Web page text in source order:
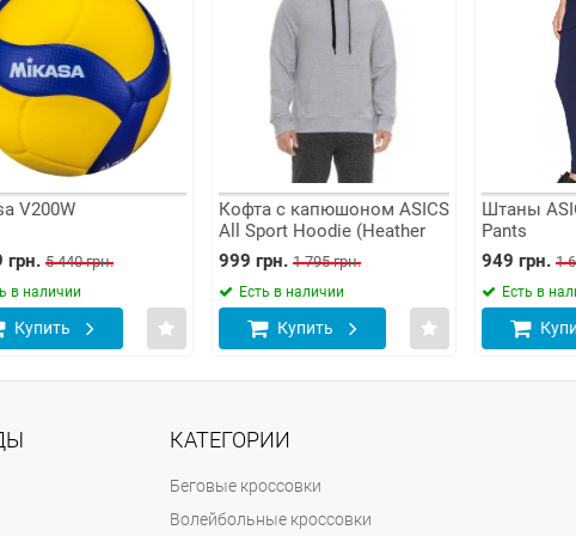
5 440 грн.
Кофта с капюшоном ASICS
All Sport Hoodie (Heather
Grey)
999 грн. 1 795 грн.
Есть в наличии
Купить
Штаны
Pants
949 грн. 1 685
Есть в
Купить
КАТЕГОРИИ
Беговые кроссовки
Волейбольные кроссовки